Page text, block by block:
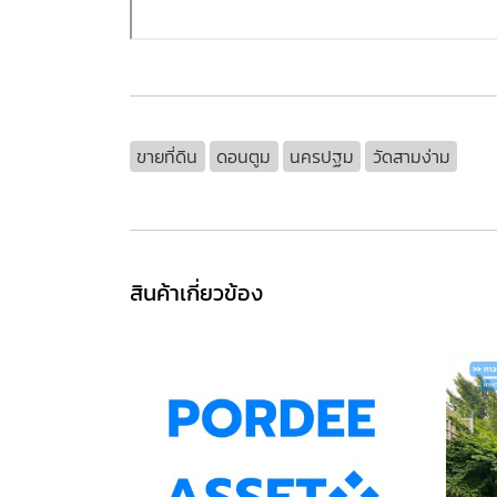
ขายที่ดิน ดอนตูม นครปฐม วัดสามง่าม
สินค้าเกี่ยวข้อง